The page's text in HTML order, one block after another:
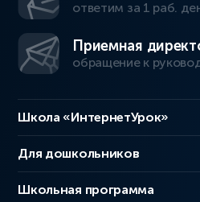
ответим за 1 раб.
Приемная
обращение к
Школа «ИнтернетУрок»
Для дошкольников
Школьная программа